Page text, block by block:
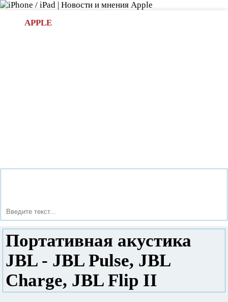
APPLE
Портативная акустика
JBL - JBL Pulse, JBL
Charge, JBL Flip II